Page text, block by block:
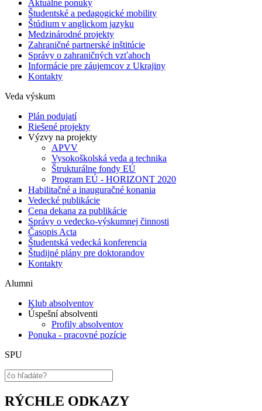
Aktuálne ponuky
Študentské a pedagogické mobility
Štúdium v anglickom jazyku
Medzinárodné projekty
Zahraničné partnerské inštitúcie
Správy o zahraničných vzťahoch
Informácie pre záujemcov z Ukrajiny
Kontakty
Veda výskum
Plán podujatí
Riešené projekty
Výzvy na projekty
APVV
Vysokoškolská veda a technika
Štrukturálne fondy EÚ
Program EÚ - HORIZONT 2020
Habilitačné a inauguračné konania
Vedecké publikácie
Cena dekana za publikácie
Správy o vedecko-výskumnej činnosti
Časopis Acta
Študentská vedecká konferencia
Študijné plány pre doktorandov
Kontakty
Alumni
Klub absolventov
Úspešní absolventi
Profily absolventov
Ponuka - pracovné pozície
SPU
RÝCHLE ODKAZY